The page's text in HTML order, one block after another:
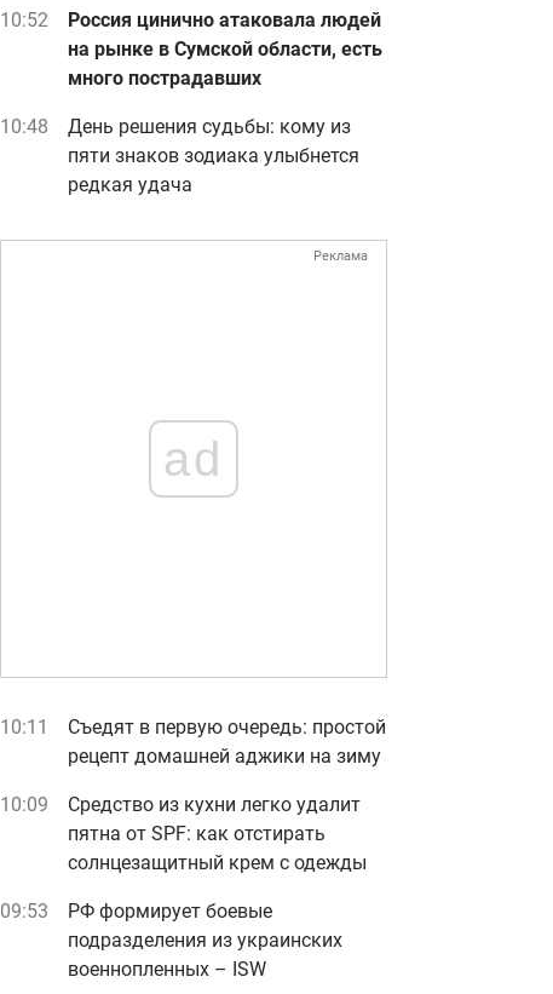
10:52
Россия цинично атаковала людей
на рынке в Сумской области, есть
много пострадавших
10:48
День решения судьбы: кому из
пяти знаков зодиака улыбнется
редкая удача
Реклама
ad
10:11
Съедят в первую очередь: простой
рецепт домашней аджики на зиму
10:09
Средство из кухни легко удалит
пятна от SPF: как отстирать
солнцезащитный крем с одежды
09:53
РФ формирует боевые
подразделения из украинских
военнопленных – ISW